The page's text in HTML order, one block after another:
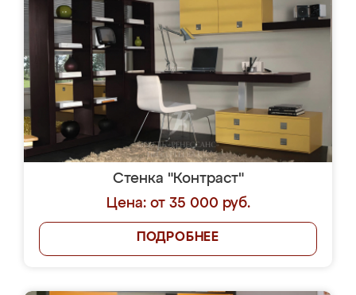
Стенка "Контраст"
Цена: от 35 000 руб.
ПОДРОБНЕЕ